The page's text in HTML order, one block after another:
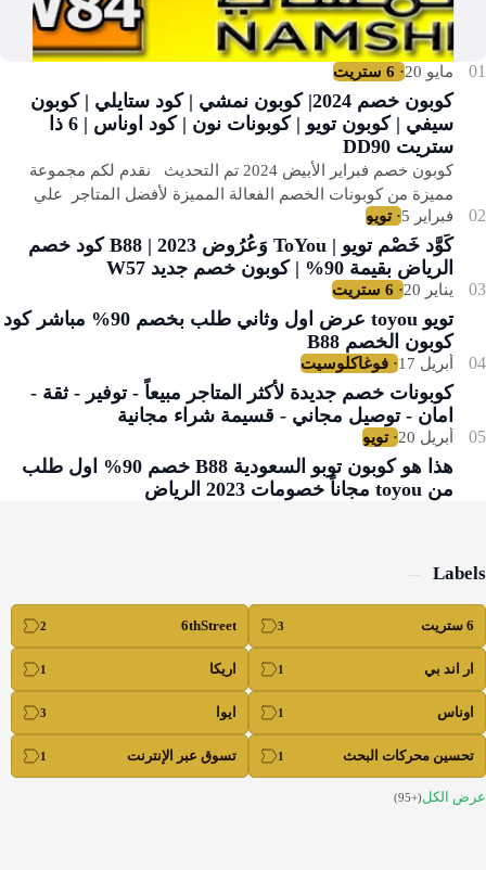
كوبون خصم 2024| كوبون نمشي | كود ستايلي | كوبون
سيفي | كوبون تويو | كوبونات نون | كود اوناس | 6 ذا
ستريت DD90
كوبون خصم فبراير الأبيض 2024 تم التحديث نقدم لكم مجموعة
مميزة من كوبونات الخصم الفعالة المميزة لأفضل المتاجر علي
مستوي العالم والمستحبة للعالم ال…
كَوَّد خَصْم تويو | ToYou وَعُرُوض 2023 | B88 كود خصم
الرياض بقيمة 90% | كوبون خصم جديد W57
تويو toyou عرض اول وثاني طلب بخصم 90% مباشر كود
كوبون الخصم B88
كوبونات خصم جديدة لأكثر المتاجر مبيعاً - توفير - ثقة -
امان - توصيل مجاني - قسيمة شراء مجانية
هذا هو كوبون توبو السعودية B88 خصم 90% اول طلب
من toyou مجاناً خصومات 2023 الرياض
6thStreet
اند بي اريكا
محركات البحث تسوق عبر الإنترنت